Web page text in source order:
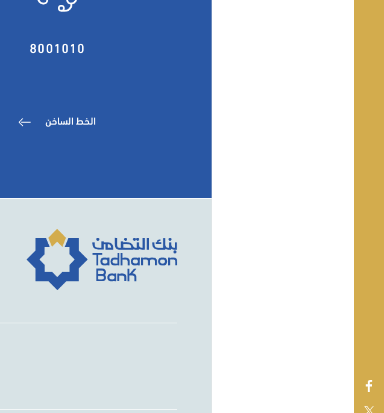
8001010
الخط الساخن